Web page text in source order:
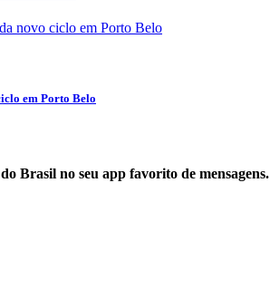
em Porto Belo
Brasil no seu app favorito de mensagens.